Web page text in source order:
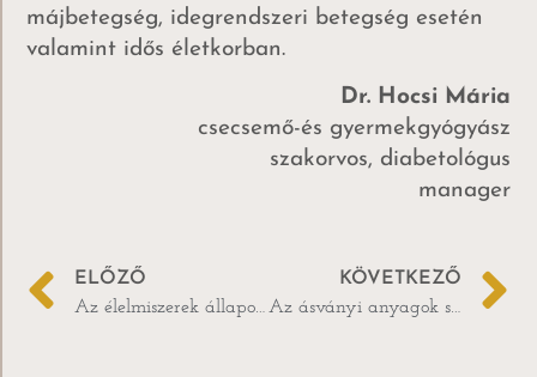
májbetegség, idegrendszeri betegség esetén
valamint idős életkorban.
Dr. Hocsi Mária
csecsemő-és gyermekgyógyász
szakorvos, diabetológus
manager
ELŐZŐ
Az élelmiszerek állapota Magyarországon – dr Márai Géza, agrár professzor
KÖVETKEZŐ
Az ásványi anyagok szerepe a táplálkozásban